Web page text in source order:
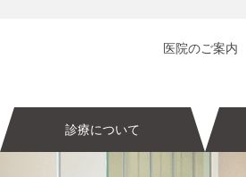
医院のご案内
診療について